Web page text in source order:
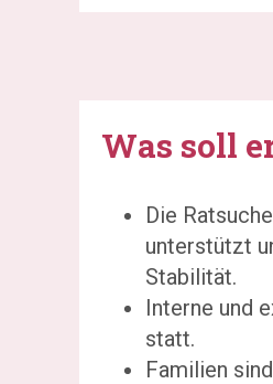
Was soll
Die
unterstützt
Stabilität.
Interne und
statt.
Familien